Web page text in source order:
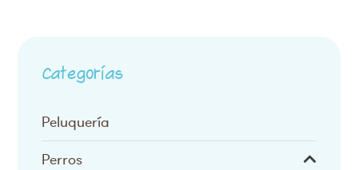
Categorías
Peluquería
Perros